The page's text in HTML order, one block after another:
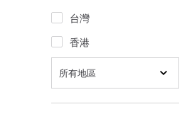
台灣
香港
所有地區